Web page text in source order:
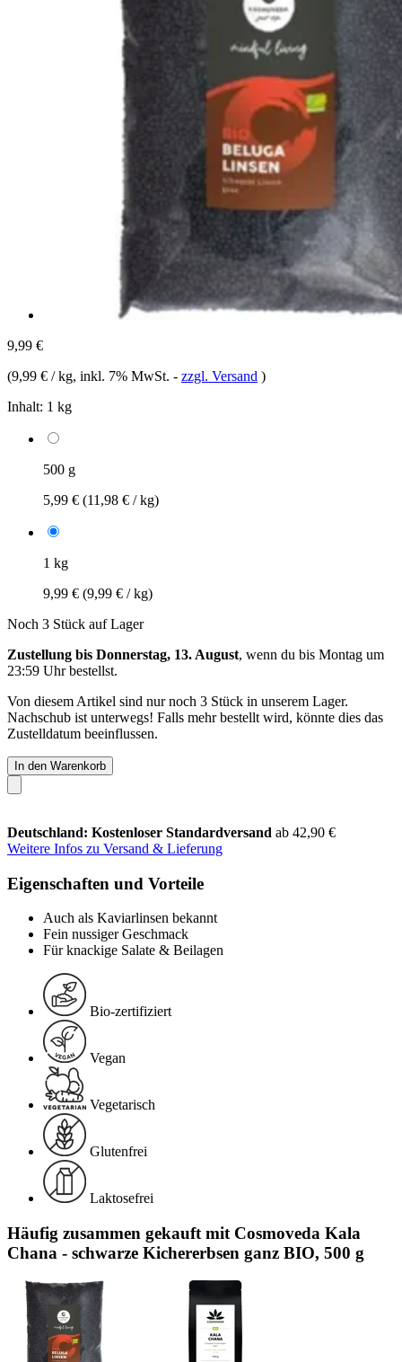
9,99 €
(9,99 € / kg, inkl. 7% MwSt. - zzgl. Versand )
Inhalt: 1 kg
500 g
5,99 € (11,98 € / kg)
1 kg
9,99 € (9,99 € / kg)
Noch 3 Stück auf Lager
Zustellung bis Donnerstag, 13. August, wenn du bis Montag um
23:59 Uhrbestellst.
Von diesem Artikel sind nur noch 3 Stück in unserem Lager.
Nachschub ist unterwegs! Falls mehr bestellt wird, könnte dies das
Zustelldatum beeinflussen.
In den Warenkorb
Deutschland: Kostenloser Standardversand ab 42,90 €
Weitere Infos zu Versand & Lieferung
Eigenschaften und Vorteile
Auch als Kaviarlinsen bekannt
Fein nussiger Geschmack
Für knackige Salate & Beilagen
Bio-zertifiziert
Vegan
Vegetarisch
Glutenfrei
Laktosefrei
Häufig zusammen gekauft mit Cosmoveda Kala
Chana - schwarze Kichererbsen ganz BIO, 500 g